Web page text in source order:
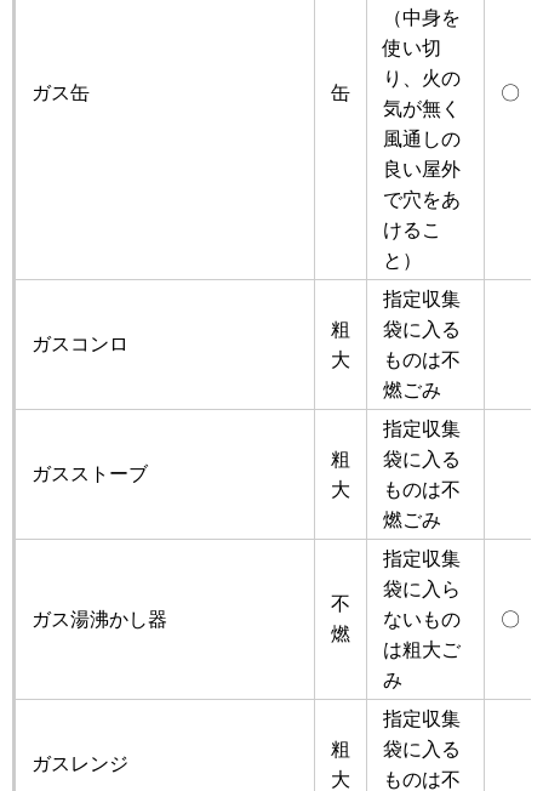
ガス缶 缶
（中身を
使い切
り、火の
気が無く
風通しの
良い屋外
で穴をあ
けるこ
と）
〇
ガスコンロ
粗
大
指定収集
袋に入る
ものは不
燃ごみ
ガスストーブ
粗
大
指定収集
袋に入る
ものは不
燃ごみ
ガス湯沸かし器
不
燃
指定収集
袋に入ら
ないもの
は粗大ご
み
〇
ガスレンジ
粗
大
指定収集
袋に入る
ものは不